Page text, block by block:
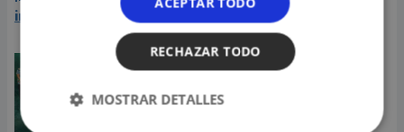
internacional
RECHAZAR TODO
MOSTRAR DETALLES